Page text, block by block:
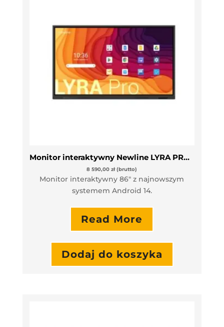
Monitor interaktywny Newline LYRA PRO TT-8623QA
8 590,00zł (brutto)
Monitor interaktywny 86″ z najnowszym
systemem Android 14.
Read More
Dodaj do koszyka